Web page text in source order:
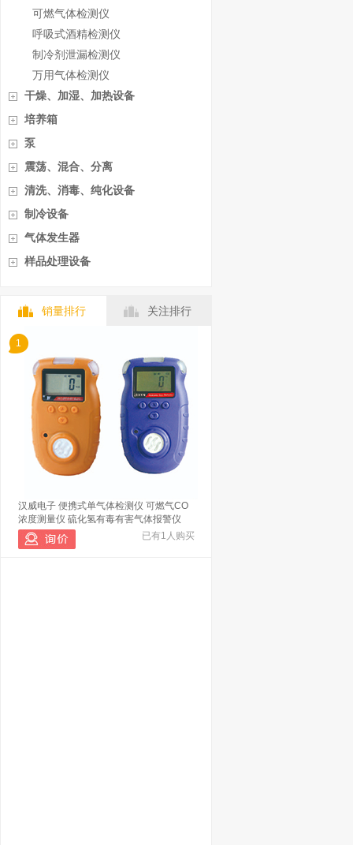
可燃气体检测仪
呼吸式酒精检测仪
制冷剂泄漏检测仪
万用气体检测仪
干燥、加湿、加热设备
培养箱
泵
震荡、混合、分离
清洗、消毒、纯化设备
制冷设备
气体发生器
样品处理设备
销量排行 关注排行
1
汉威电子 便携式单气体检测仪 可燃气CO
浓度测量仪 硫化氢有毒有害气体报警仪
已有1人购买